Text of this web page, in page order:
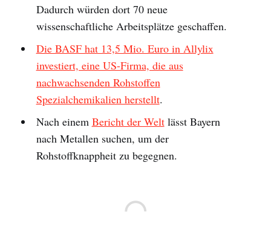
Dadurch würden dort 70 neue
wissenschaftliche Arbeitsplätze geschaffen.
Die BASF hat 13,5 Mio. Euro in Allylix
investiert, eine US-Firma, die aus
nachwachsenden Rohstoffen
Spezialchemikalien herstellt.
Nach einem Bericht der Weltlässt Bayern
nach Metallen suchen, um der
Rohstoffknappheit zu begegnen.